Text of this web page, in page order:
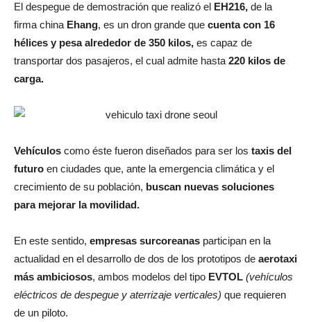
El despegue de demostración que realizó el EH216, de la
firma china Ehang, es un dron grande que cuenta con 16
hélices y pesa alrededor de 350 kilos, es capaz de
transportar dos pasajeros, el cual admite hasta 220 kilos de
carga.
Vehículos como éste fueron diseñados para ser los taxis del
futuro en ciudades que, ante la emergencia climática y el
crecimiento de su población, buscan nuevas soluciones
para mejorar la movilidad.
En este sentido, empresas surcoreanas participan en la
actualidad en el desarrollo de dos de los prototipos de aerotaxi
más ambiciosos, ambos modelos del tipo EVTOL (vehículos
eléctricos de despegue y aterrizaje verticales) que requieren
de un piloto.